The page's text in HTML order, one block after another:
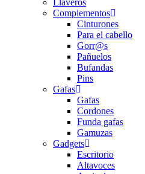
Complementos
Cinturones
Para el cabello
Gorr@s
Pañuelos
Bufandas
Pins
Gafas
Gafas
Cordones
Funda gafas
Gamuzas
Gadgets
Escritorio
Altavoces